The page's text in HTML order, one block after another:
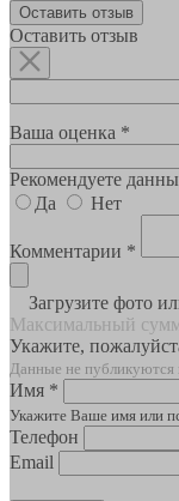
Оставить отзыв
Оставить отзыв
Ваша оценка *
Рекомендуете
Да
Нет
Комментарии *
Загрузите фото
Максимальный
Укажите,
Данные не
Имя *
Укажите Ваше имя или
Телефон
Email